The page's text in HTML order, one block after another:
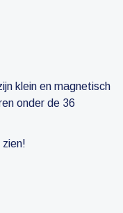
klein en magnetisch
onder de 36